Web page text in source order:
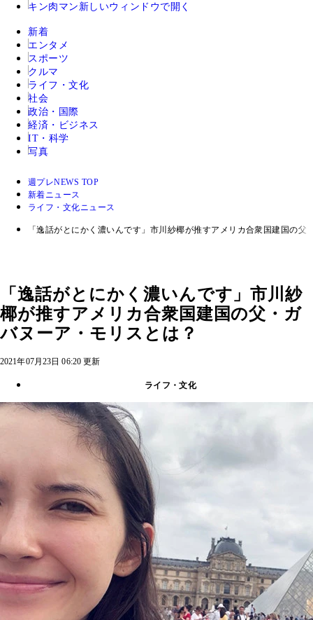
キン肉マン 新しいウィンドウで開く
新着
エンタメ
スポーツ
クルマ
ライフ・文化
社会
政治・国際
経済・ビジネス
IT・科学
写真
週プレNEWS TOP
新着ニュース
ライフ・文化ニュース
「逸話がとにかく濃いんです」市川紗椰が推すアメリカ合衆国建国の父
「逸話がとにかく濃いんです」市川紗
椰が推すアメリカ合衆国建国の父・ガ
バヌーア・モリスとは？
2021年07月23日 06:20 更新
ライフ・文化